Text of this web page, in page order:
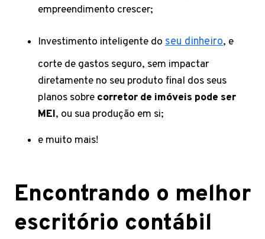
empreendimento crescer;
Investimento inteligente do seu dinheiro, e
corte de gastos seguro, sem impactar
diretamente no seu produto final dos seus
planos sobre corretor de imóveis pode ser
MEI, ou sua produção em si;
e muito mais!
Encontrando o melhor
escritório contábil